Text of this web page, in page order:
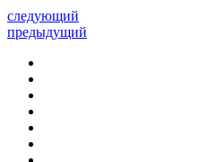
следующий
предыдущий